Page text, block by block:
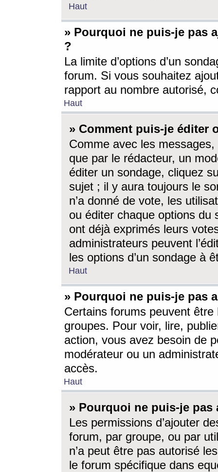
Haut
» Pourquoi ne puis-je pas
?
La limite d’options d’un
forum. Si vous souhaitez
rapport au nombre autorisé,
Haut
» Comment puis-je éditer
Comme avec les
que par le rédacteur, un
éditer un sondage, cliquez
sujet ; il y aura toujours le
n’a donné de vote, les
ou éditer chaque options du
ont déjà exprimés leurs
administrateurs peuvent
les options d’un sondage à
Haut
» Pourquoi ne puis-je pas
Certains forums peuvent être
groupes. Pour voir, lire,
action, vous avez besoin de
modérateur ou un
accès.
Haut
» Pourquoi ne puis-je
Les permissions d’ajouter
forum, par groupe, ou par
n’a peut être pas autorisé
le forum spécifique dans